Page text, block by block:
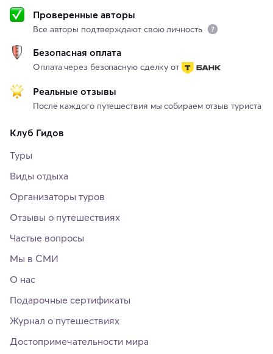
Проверенные авторы
Все авторы подтверждают свою личность
Безопасная оплата
Оплата через безопасную сделку от
Реальные отзывы
После каждого путешествия мы собираем отзыв туриста
Клуб Гидов
Туры
Виды отдыха
Организаторы туров
Отзывы о путешествиях
Частые вопросы
Мы в СМИ
О нас
Подарочные сертификаты
Журнал о путешествиях
Достопримечательности мира